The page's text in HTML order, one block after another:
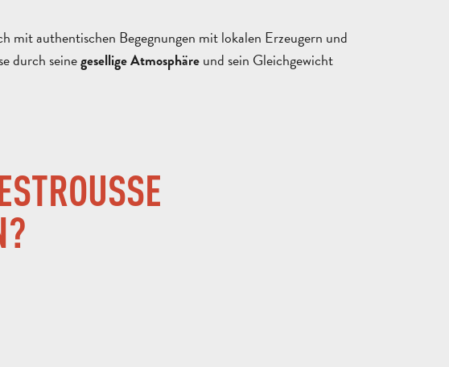
mit authentischen Begegnungen mit lokalen Erzeugern und
durch seinegesellige Atmosphäre und sein Gleichgewicht